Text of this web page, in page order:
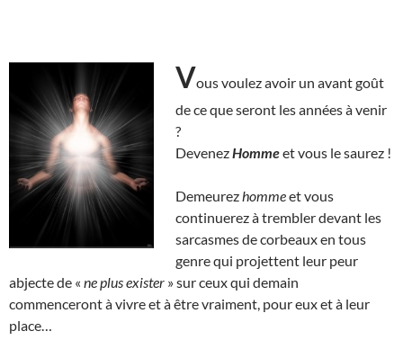
Vous voulez avoir un avant goût
de ce que seront les années à venir
?
DevenezHommeet vous le saurez !
Demeurez hommeet vous
continuerez à trembler devant les
sarcasmes de corbeaux en tous
genre qui projettent leur peur
abjecte de « ne plus exister » sur ceux qui demain
commenceront à vivre et à être vraiment, pour eux et à leur
place…